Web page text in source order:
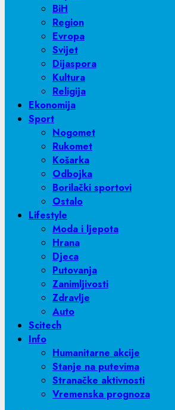
BiH
Region
Evropa
Svijet
Dijaspora
Kultura
Religija
Ekonomija
Sport
Nogomet
Rukomet
Košarka
Odbojka
Borilački sportovi
Ostalo
Lifestyle
Moda i ljepota
Hrana
Djeca
Putovanja
Zanimljivosti
Zdravlje
Auto
Scitech
Info
Humanitarne akcije
Stanje na putevima
Stranačke aktivnosti
Vremenska prognoza